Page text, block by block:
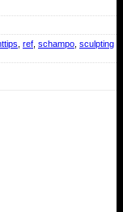
ref schampo sculpting